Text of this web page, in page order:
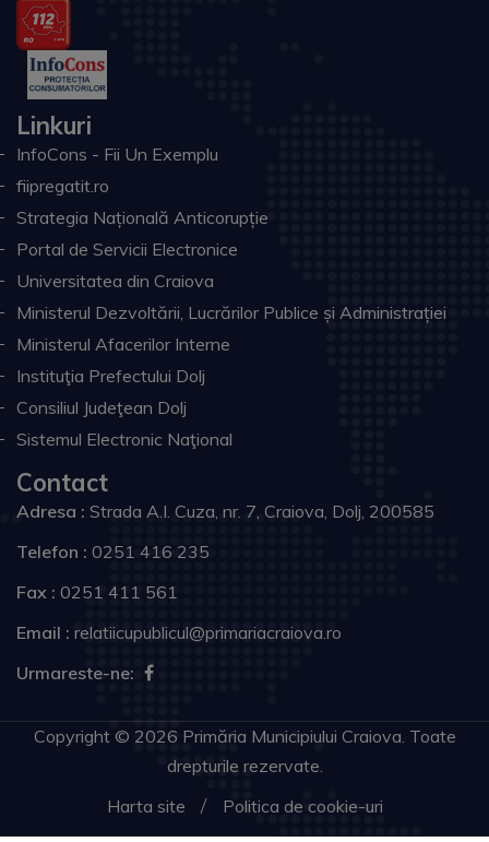
Linkuri
InfoCons - Fii Un Exemplu
fiipregatit.ro
Strategia Națională Anticorupție
Portal de Servicii Electronice
Universitatea din Craiova
Ministerul Dezvoltării, Lucrărilor Publice și Administrației
Ministerul Afacerilor Interne
Instituţia Prefectului Dolj
Consiliul Judeţean Dolj
Sistemul Electronic Naţional
Contact
Adresa : Strada A.I. Cuza, nr. 7, Craiova, Dolj, 200585
Telefon : 0251 416 235
Fax : 0251 411 561
Email : relatiicupublicul@primariacraiova.ro
Urmareste-ne:
Copyright © 2026 Primăria Municipiului Craiova. Toate
drepturile rezervate.
Harta site
Politica de cookie-uri